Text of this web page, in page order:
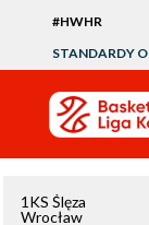
#HWHR
STANDARDY
1KS Ślęza
Wrocław